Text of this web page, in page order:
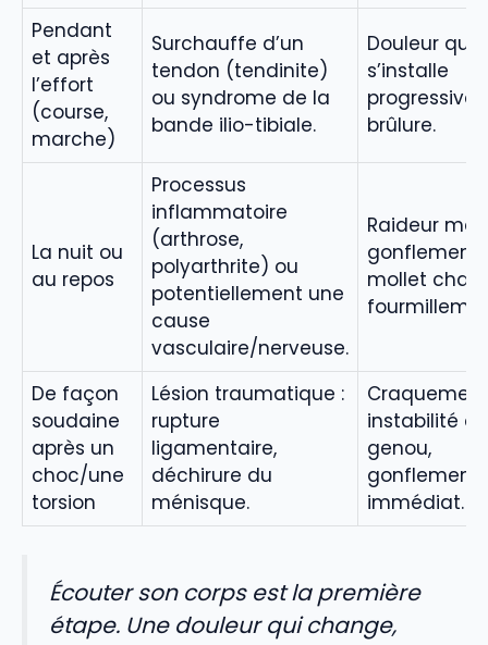
Pendant
et après
l’effort
(course,
marche)
Surchauffe d’un
tendon (tendinite)
ou syndrome de la
bande ilio-tibiale.
Douleur qui
s’installe
brûlure.
La nuit ou
au repos
Processus
inflammatoire
(arthrose,
polyarthrite) ou
potentiellement une
cause
vasculaire/nerveuse.
Raideur
gonflement,
mollet
De façon
soudaine
après un
choc/une
torsion
Lésion traumatique :
rupture
ligamentaire,
déchirure du
ménisque.
instabilité du
genou,
gonflement
immédiat.
Écouter son corps est la première
étape. Une douleur qui change,